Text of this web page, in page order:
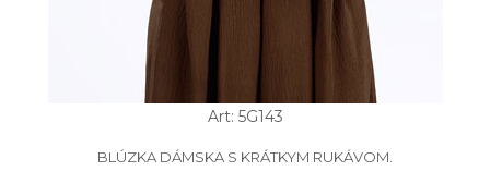
Art: 5G143
BLÚZKA DÁMSKA S KRÁTKYM RUKÁVOM.